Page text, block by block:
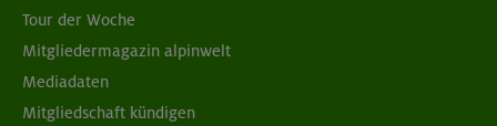
Tour der Woche
Mitgliedermagazin alpinwelt
Mediadaten
Mitgliedschaft kündigen